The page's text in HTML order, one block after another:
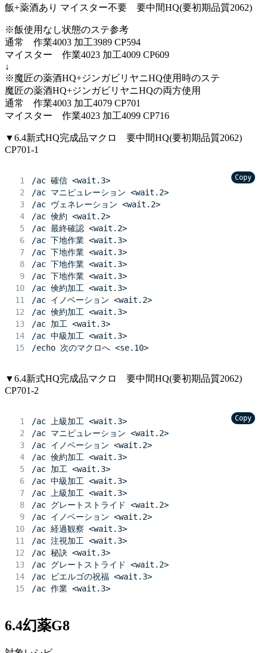
飯+薬酒あり マイスター不要 要中間HQ(要初期品質2062)
※飯使用なし状態のステ参考
通常 作業4003 加工3989 CP594
マイスター 作業4023 加工4009 CP609
↓
※魔匠の薬酒HQ+ジンガビリヤニHQ使用時のステ
魔匠の薬酒HQ+ジンガビリヤニHQの両方使用
通常 作業4003 加工4079 CP701
マイスター 作業4023 加工4099 CP716
▼6.4新式HQ完成品マクロ 要中間HQ(要初期品質2062)
CP701-1
Copy
/ac 確信 <wait.3>
/ac マニピュレーション <wait.2>
/ac ヴェネレーション <wait.2>
/ac 倹約 <wait.2>
/ac 最終確認 <wait.2>
/ac 下地作業 <wait.3>
/ac 下地作業 <wait.3>
/ac 下地作業 <wait.3>
/ac 下地作業 <wait.3>
/ac 倹約加工 <wait.3>
/ac イノベーション <wait.2>
/ac 倹約加工 <wait.3>
/ac 加工 <wait.3>
/ac 中級加工 <wait.3>
/echo 次のマクロへ <se.10>
▼6.4新式HQ完成品マクロ 要中間HQ(要初期品質2062)
CP701-2
Copy
/ac 上級加工 <wait.3>
/ac マニピュレーション <wait.2>
/ac イノベーション <wait.2>
/ac 倹約加工 <wait.3>
/ac 加工 <wait.3>
/ac 中級加工 <wait.3>
/ac 上級加工 <wait.3>
/ac グレートストライド <wait.2>
/ac イノベーション <wait.2>
/ac 経過観察 <wait.3>
/ac 注視加工 <wait.3>
/ac 秘訣 <wait.3>
/ac グレートストライド <wait.2>
/ac ビエルゴの祝福 <wait.3>
/ac 作業 <wait.3>
6.4幻薬G8